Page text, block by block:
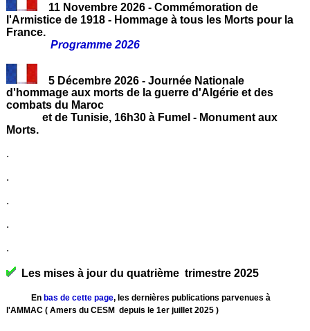
11 Novembre 2026 - Commémoration de
l'Armistice de 1918 - Hommage à tous les Morts pour la
France.
Programme 2026
5 Décembre 2026 - Journée Nationale
d'hommage aux morts de la guerre d'Algérie et des
combats du Maroc
et de Tunisie, 16h30 à Fumel - Monument aux
Morts.
.
.
.
.
.
Les mises à jour du quatrième trimestre 2025
En bas de cette page, les dernières publications parvenues à
l'AMMAC ( Amers du CESM depuis le 1er juillet 2025 )